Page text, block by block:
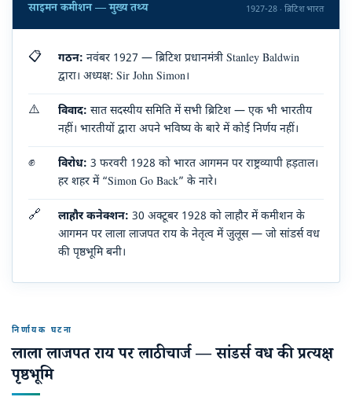
साइमन कमीशन — मुख्य तथ्य 1927-28 · ब्रिटिश भारत
📋 गठन: नवंबर 1927 — ब्रिटिश प्रधानमंत्री Stanley Baldwin
द्वारा। अध्यक्ष: Sir John Simon।
⚠️ विवाद: सात सदस्यीय समिति में सभी ब्रिटिश — एक भी भारतीय
नहीं। भारतीयों द्वारा अपने भविष्य के बारे में कोई निर्णय नहीं।
✊ विरोध: 3 फरवरी 1928 को भारत आगमन पर राष्ट्रव्यापी हड़ताल।
हर शहर में “Simon Go Back” के नारे।
🔗 लाहौर कनेक्शन: 30 अक्टूबर 1928 को लाहौर में कमीशन के
आगमन पर लाला लाजपत राय के नेतृत्व में जुलूस — जो सांडर्स वध
की पृष्ठभूमि बनी।
निर्णायक घटना
लाला लाजपत राय पर लाठीचार्ज — सांडर्स वध की प्रत्यक्ष
पृष्ठभूमि